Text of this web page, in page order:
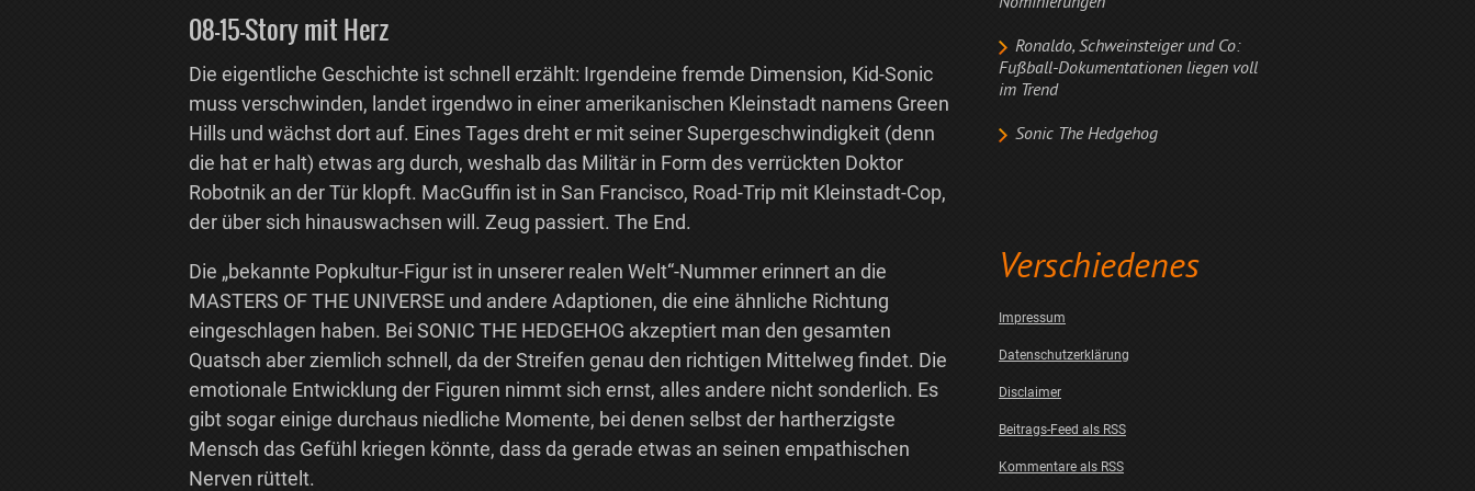
Ronaldo, Schweinsteiger und Co:
Fußball-Dokumentationen liegen voll
im Trend
Sonic The Hedgehog
Verschiedenes
Impressum
Datenschutzerklärung
Disclaimer
Beitrags-Feed als RSS
Kommentare als RSS
08-15-Story mit Herz
Die eigentliche Geschichte ist schnell erzählt: Irgendeine fremde Dimension, Kid-Sonic
muss verschwinden, landet irgendwo in einer amerikanischen Kleinstadt namens Green
Hills und wächst dort auf. Eines Tages dreht er mit seiner Supergeschwindigkeit (denn
die hat er halt) etwas arg durch, weshalb das Militär in Form des verrückten Doktor
Robotnik an der Tür klopft. MacGuffin ist in San Francisco, Road-Trip mit Kleinstadt-Cop,
der über sich hinauswachsen will. Zeug passiert. The End.
Die „bekannte Popkultur-Figur ist in unserer realen Welt“-Nummer erinnert an die
MASTERS OF THE UNIVERSE und andere Adaptionen, die eine ähnliche Richtung
eingeschlagen haben. Bei SONIC THE HEDGEHOG akzeptiert man den gesamten
Quatsch aber ziemlich schnell, da der Streifen genau den richtigen Mittelweg findet. Die
emotionale Entwicklung der Figuren nimmt sich ernst, alles andere nicht sonderlich. Es
gibt sogar einige durchaus niedliche Momente, bei denen selbst der hartherzigste
Mensch das Gefühl kriegen könnte, dass da gerade etwas an seinen empathischen
Nerven rüttelt.